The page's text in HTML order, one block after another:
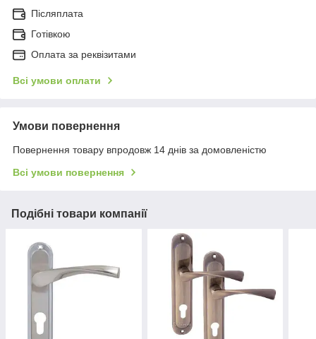
Післяплата
Готівкою
Оплата за реквізитами
Всі умови оплати
Умови повернення
Повернення товару впродовж 14 днів за домовленістю
Всі умови повернення
Подібні товари компанії